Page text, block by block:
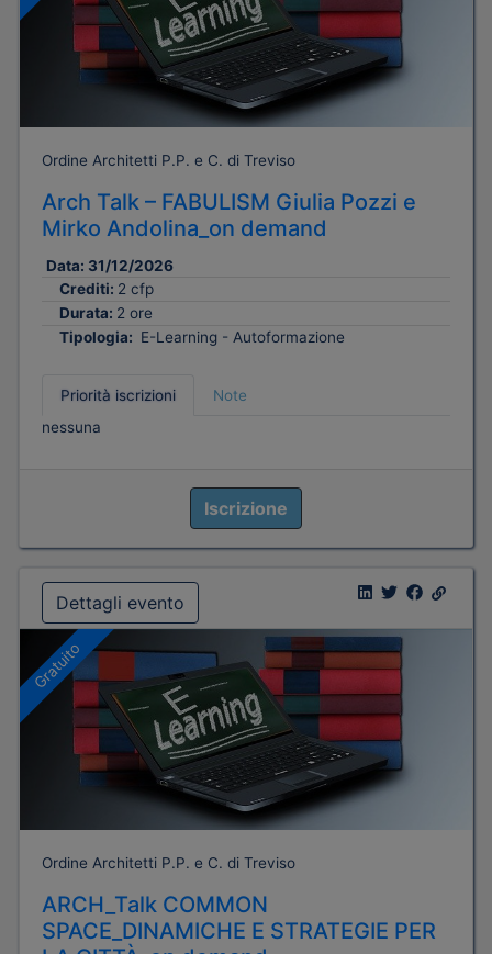
Ordine Architetti P.P. e C. di Treviso
Arch Talk – FABULISM Giulia Pozzi e
Mirko Andolina_on demand
Data: 31/12/2026
Crediti: 2 cfp
Durata: 2 ore
Tipologia: E-Learning - Autoformazione
Priorità iscrizioni
Note
nessuna
Iscrizione
Dettagli evento
Gratuito
Ordine Architetti P.P. e C. di Treviso
ARCH_Talk COMMON
SPACE_DINAMICHE E STRATEGIE PER